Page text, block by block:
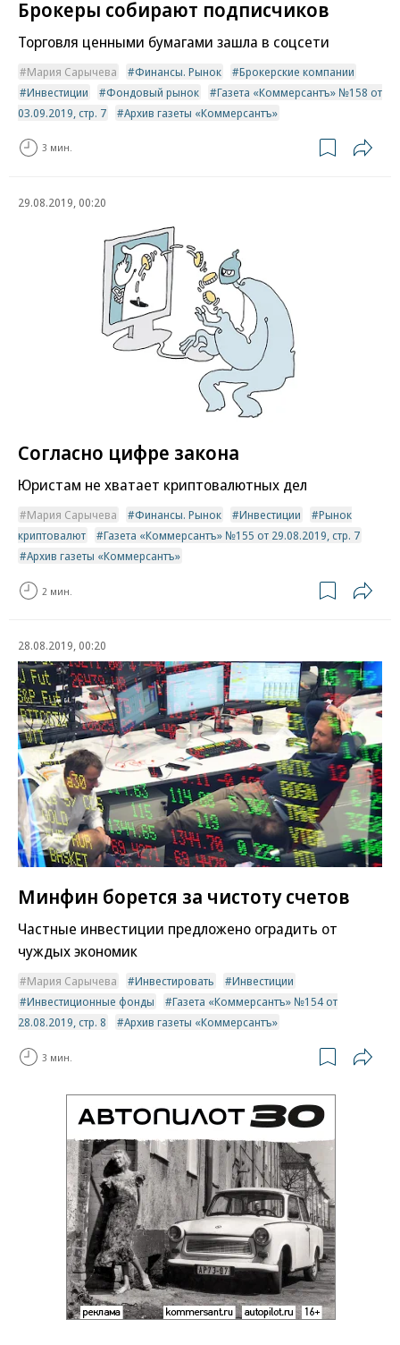
Брокеры собирают подписчиков
Торговля ценными бумагами зашла в соцсети
Мария Сарычева Финансы. Рынок
Брокерские компании
Инвестиции
Фондовый рынок
Газета «Коммерсантъ» №158 от
03.09.2019, стр. 7
Архив газеты «Коммерсантъ»
3 мин.
29.08.2019, 00:20
Согласно цифре закона
Юристам не хватает криптовалютных дел
Мария Сарычева Финансы. Рынок Инвестиции
Рынок
криптовалют
Газета «Коммерсантъ» №155 от 29.08.2019, стр. 7
Архив газеты «Коммерсантъ»
2 мин.
28.08.2019, 00:20
Минфин борется за чистоту счетов
Частные инвестиции предложено оградить от
чуждых экономик
Мария Сарычева Инвестировать
Инвестиции
Инвестиционные фонды
Газета «Коммерсантъ» №154 от
28.08.2019, стр. 8
Архив газеты «Коммерсантъ»
3 мин.